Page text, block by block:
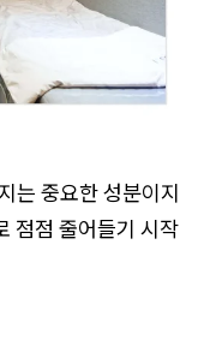
는 중요한 성분이지
점점 줄어들기 시작